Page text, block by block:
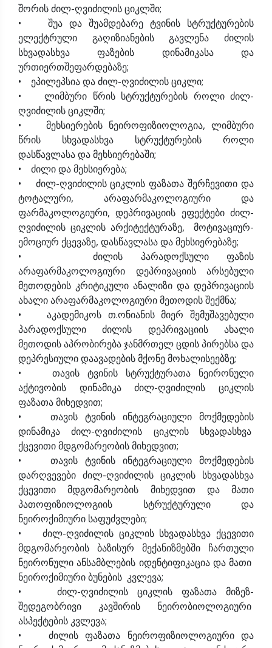
შორის ძილ-ღვიძილის ციკლში;
• შუა და შუამდებარე ტვინის სტრუქტურების
ელექტრული გაღიზიანების გავლენა ძილის
სხვადასხვა ფაზების დინამიკასა და
ურთიერთშეფარდებაზე;
• ეპილეპსია და ძილ-ღვიძილის ციკლი;
• ლიმბური წრის სტრუქტურების როლი ძილ-
ღვიძილის ციკლში;
• მეხსიერების ნეიროფიზიოლოგია, ლიმბური
წრის სხვადასხვა სტრუქტურების როლი
დასწავლასა და მეხსიერებაში;
• ძილი და მეხსიერება;
• ძილ-ღვიძილის ციკლის ფაზათა შერჩევითი და
ტოტალური, არაფარმაკოლოგიური და
ფარმაკოლოგიური, დეპრივაციის ეფექტები ძილ-
ღვიძილის ციკლის არქიტექტურაზე, მოტივაციურ-
ემოციურ ქცევაზე, დასწავლასა და მეხსიერებაზე;
• ძილის პარადოქსული ფაზის
არაფარმაკოლოგიური დეპრივაციის არსებული
მეთოდების კრიტიკული ანალიზი და დეპრივაციის
ახალი არაფარმაკოლოგიური მეთოდის შექმნა;
• აკადემიკოს თ.ონიანის მიერ შემუშავებული
პარადოქსული ძილის დეპრივაციის ახალი
მეთოდის აპრობირება ჯანმრთელ ცდის პირებსა და
დეპრესიული დაავადების მქონე მოხალისეებზე;
• თავის ტვინის სტრუქტურათა ნეირონული
აქტივობის დინამიკა ძილ-ღვიძილის ციკლის
ფაზათა მიხედვით;
• თავის ტვინის ინტეგრაციული მოქმედების
დინამიკა ძილ-ღვიძილის ციკლის სხვადასხვა
ქცევითი მდგომარეობის მიხედვით;
• თავის ტვინის ინტეგრაციული მოქმედების
დარღვევები ძილ-ღვიძილის ციკლის სხვადასხვა
ქცევითი მდგომარეობის მიხედვით და მათი
პათოფიზიოლოგიის სტრუქტურული და
ნეიროქიმიური საფუძვლები;
• ძილ-ღვიძილის ციკლის სხვადასხვა ქცევითი
მდგომარეობის ბაზისურ მექანიზმებში ჩართული
ნეირონული ანსამბლების იდენტიფიკაცია და მათი
ნეიროქიმიური ბუნების კვლევა;
• ძილ-ღვიძილის ციკლის ფაზათა მიზეზ-
შედეგობრივი კავშირის ნეირობიოლოგიური
ასპექტების კვლევა;
• ძილის ფაზათა ნეიროფიზიოლოგიური და